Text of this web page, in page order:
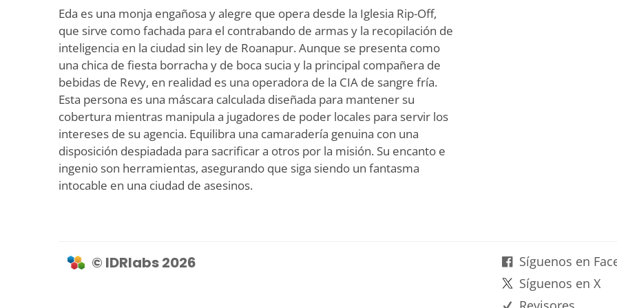
Eda es una monja engañosa y alegre que opera desde la Iglesia Rip-Off,
que sirve como fachada para el contrabando de armas y la recopilación de
inteligencia en la ciudad sin ley de Roanapur. Aunque se presenta como
una chica de fiesta borracha y de boca sucia y la principal compañera de
bebidas de Revy, en realidad es una operadora de la CIA de sangre fría.
Esta persona es una máscara calculada diseñada para mantener su
cobertura mientras manipula a jugadores de poder locales para servir los
intereses de su agencia. Equilibra una camaradería genuina con una
disposición despiadada para sacrificar a otros por la misión. Su encanto e
ingenio son herramientas, asegurando que siga siendo un fantasma
intocable en una ciudad de asesinos.
© IDRlabs 2026
Síguenos en
Síguenos en X